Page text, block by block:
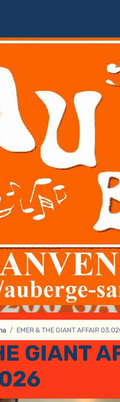
EMER & THE GIANT AFFAIR
GIANT